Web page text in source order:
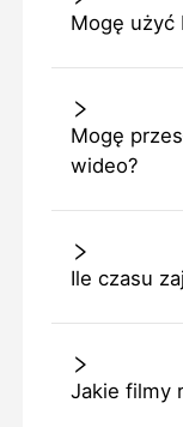
Mogę użyć
Mogę
wideo?
Ile czasu
Jakie filmy